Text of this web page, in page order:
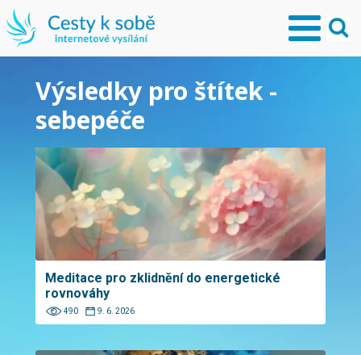
Výsledky pro štítek -
sebepéče
Meditace pro zklidnění do energetické
rovnováhy
490 9. 6. 2026